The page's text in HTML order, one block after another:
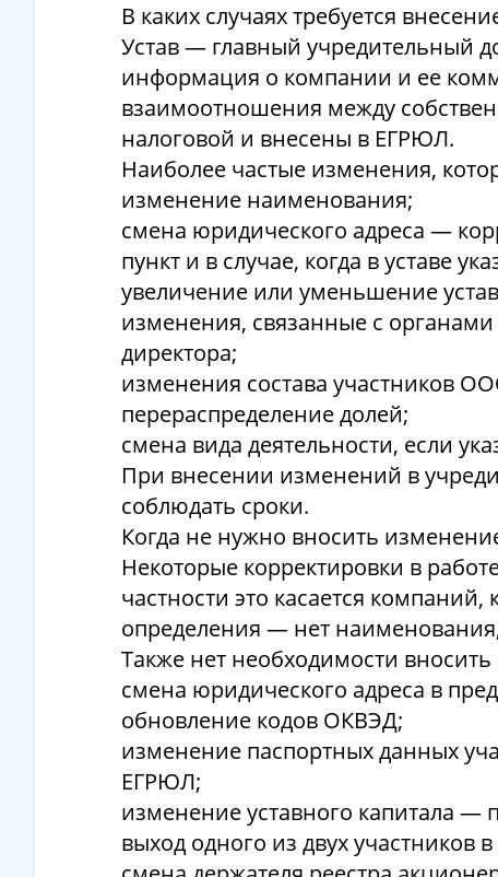
В каких случаях требуется
Устав — главный учредительный
информация о компании и ее
взаимоотношения между
налоговой и внесены в ЕГРЮЛ.
Наиболее частые изменения,
изменение наименования;
смена юридического адреса —
пункт и в случае, когда в уставе
увеличение или уменьшение
изменения, связанные с
директора;
изменения состава участников
перераспределение долей;
смена вида деятельности, если
При внесении изменений в
соблюдать сроки.
Когда не нужно вносить
Некоторые корректировки в
частности это касается
определения — нет
Также нет необходимости
смена юридического адреса в
обновление кодов ОКВЭД;
изменение паспортных данных
ЕГРЮЛ;
изменение уставного капитала —
выход одного из двух участников